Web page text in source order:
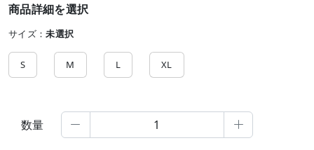
商品詳細を選択
サイズ：未選択
S M L XL
数量  